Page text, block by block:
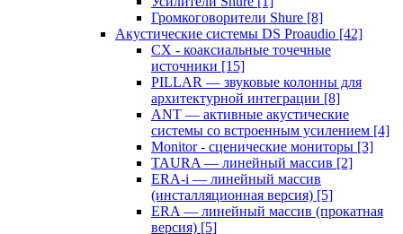
Громкоговорители Shure [8]
Акустические системы DS Proaudio [42]
CX - коаксиальные точечные
источники [15]
PILLAR — звуковые колонны для
архитектурной интеграции [8]
ANT — активные акустические
системы со встроенным усилением [4]
Monitor - сценические мониторы [3]
TAURA — линейный массив [2]
ERA-i — линейный массив
(инсталляционная версия) [5]
ERA — линейный массив (прокатная
версия) [5]